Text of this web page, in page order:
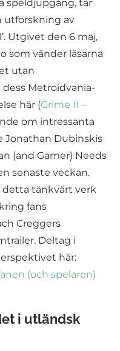
speldjupgång, tar
utforskning av
Utgivet den 6 maj,
som vänder läsarna
utan
dess Metroidvania-
här (Grime II –
om intressanta
Jonathan Dubinskis
(and Gamer) Needs
senaste veckan.
detta tänkvärt verk
fans
Creggers
Deltag i
här:
(och spelaren)
i utländsk